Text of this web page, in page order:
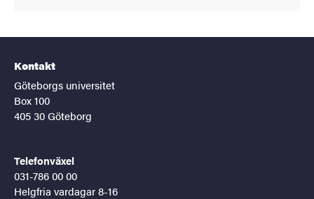
Kontakt
Göteborgs universitet
Box 100
405 30 Göteborg
Telefonväxel
031-786 00 00
Helgfria vardagar 8-16